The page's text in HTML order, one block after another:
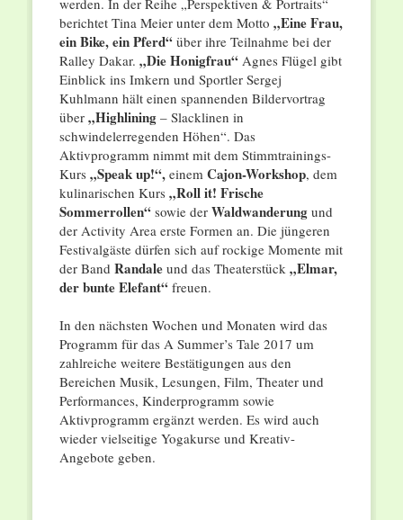
werden. In der Reihe „Perspektiven & Portraits“
berichtet Tina Meier unter dem Motto „Eine Frau,
ein Bike, ein Pferd“über ihre Teilnahme bei der
Ralley Dakar. „Die Honigfrau“Agnes Flügel gibt
Einblick ins Imkern und Sportler Sergej
Kuhlmann hält einen spannenden Bildervortrag
über „Highlining– Slacklinen in
schwindelerregenden Höhen“. Das
Aktivprogramm nimmt mit dem Stimmtrainings-
Kurs „Speak up!“,einem Cajon-Workshop, dem
kulinarischen Kurs „Roll it! Frische
Sommerrollen“sowie derWaldwanderungund
der Activity Area erste Formen an. Die jüngeren
Festivalgäste dürfen sich auf rockige Momente mit
der Band Randaleund das Theaterstück„Elmar,
der bunte Elefant“freuen.
In den nächsten Wochen und Monaten wird das
Programm für das A Summer’s Tale 2017 um
zahlreiche weitere Bestätigungen aus den
Bereichen Musik, Lesungen, Film, Theater und
Performances, Kinderprogramm sowie
Aktivprogramm ergänzt werden. Es wird auch
wieder vielseitige Yogakurse und Kreativ-
Angebote geben.